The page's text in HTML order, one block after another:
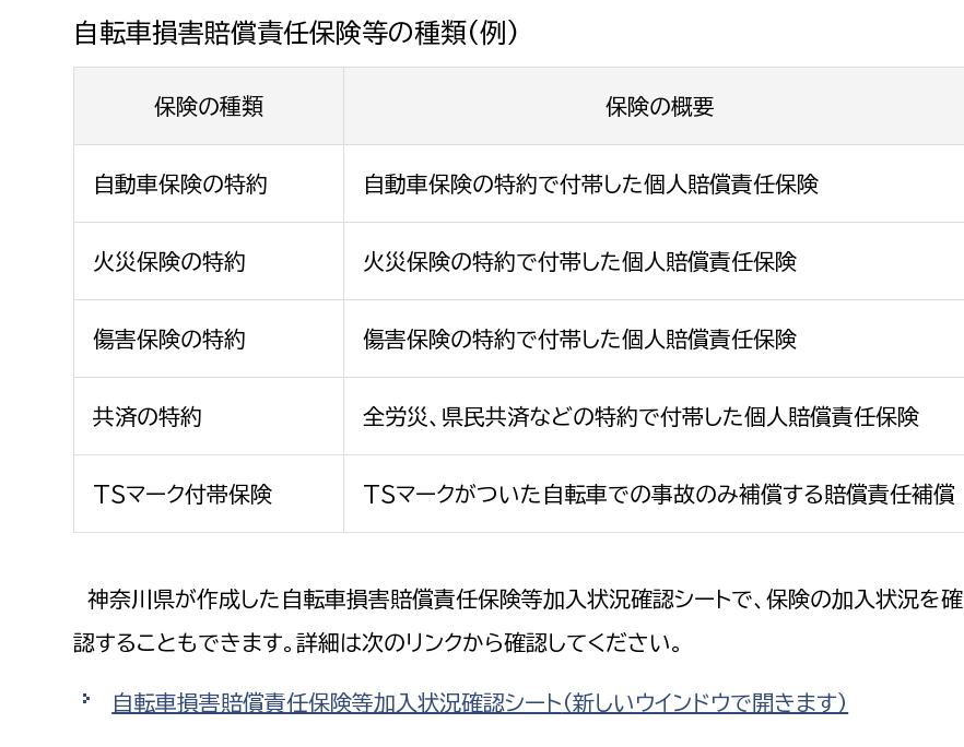
自転車損害賠償責任保険等の種類(例)
保険の種類 保険の概要
自動車保険の特約 自動車保険の特約で付帯した個人賠償責任保険
火災保険の特約 火災保険の特約で付帯した個人賠償責任保険
傷害保険の特約 傷害保険の特約で付帯した個人賠償責任保険
共済の特約 全労災、県民共済などの特約で付帯した個人賠償責任保険
TSマーク付帯保険 TSマークがついた自転車での事故のみ補償する賠償責任補償
神奈川県が作成した自転車損害賠償責任保険等加入状況確認シートで、保険の加入状況を確
認することもできます。詳細は次のリンクから確認してください。
自転車損害賠償責任保険等加入状況確認シート （新しいウインドウで開きます）